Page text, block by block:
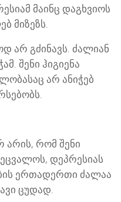
მაინც დაგხვიოს
მიზეზს.
არ გძინავს. ძალიან
შენი ჰიგიენა
არ ანიჭებ
არის, რომ შენი
დეპრესიას
ერთადერთი ძალაა
ცუდად.